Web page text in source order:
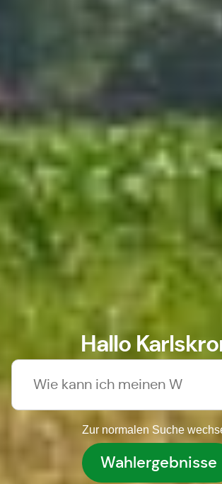
Hallo
Zur normalen Suche
Wahlergebnisse